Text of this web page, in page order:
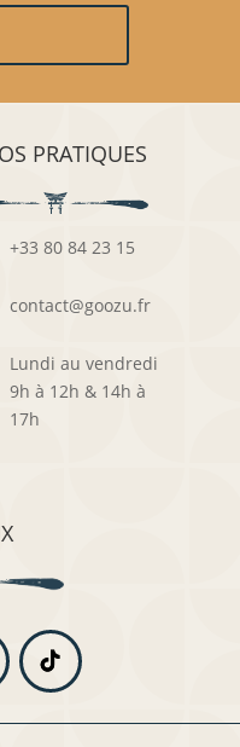
PRATIQUES
+33 80 84 23 15
contact@goozu.fr
Lundi au vendredi
9h à 12h & 14h à
17h